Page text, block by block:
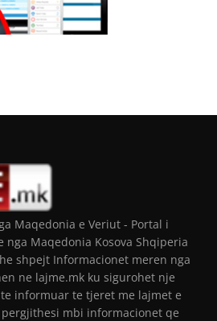
Maqedonia e Veriut - Portal i
Maqedonia Kosova Shqiperia
shpejt Informacionet meren nga
ne lajme.mk ku sigurohet nje
informuar te tjeret me lajmet e
mbi informacionet qe